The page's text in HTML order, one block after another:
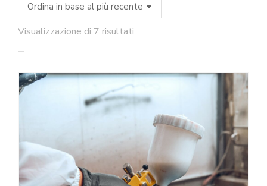
Visualizzazione di 7 risultati